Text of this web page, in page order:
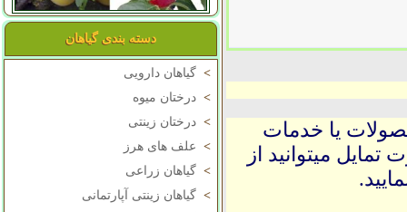
دسته بندی گیاهان
> گیاهان دارویی
> درختان میوه
> درختان زینتی
> علف های هرز
> گیاهان زراعی
> گیاهان زینتی آپارتمانی
یا خدمات
میتوانید از